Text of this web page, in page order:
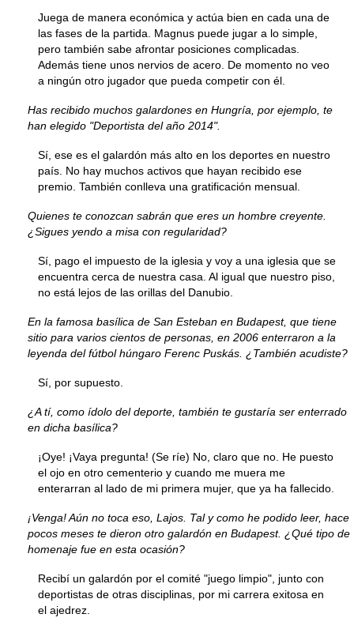
Juega de manera económica y actúa bien en cada una de
las fases de la partida. Magnus puede jugar a lo simple,
pero también sabe afrontar posiciones complicadas.
Además tiene unos nervios de acero. De momento no veo
a ningún otro jugador que pueda competir con él.
Has recibido muchos galardones en Hungría, por ejemplo, te
han elegido "Deportista del año 2014".
Sí, ese es el galardón más alto en los deportes en nuestro
país. No hay muchos activos que hayan recibido ese
premio. También conlleva una gratificación mensual.
Quienes te conozcan sabrán que eres un hombre creyente.
¿Sigues yendo a misa con regularidad?
Sí, pago el impuesto de la iglesia y voy a una iglesia que se
encuentra cerca de nuestra casa. Al igual que nuestro piso,
no está lejos de las orillas del Danubio.
En la famosa basílica de San Esteban en Budapest, que tiene
sitio para varios cientos de personas, en 2006 enterraron a la
leyenda del fútbol húngaro Ferenc Puskás. ¿También acudiste?
Sí, por supuesto.
¿A tí, como ídolo del deporte, también te gustaría ser enterrado
en dicha basílica?
¡Oye! ¡Vaya pregunta! (Se ríe) No, claro que no. He puesto
el ojo en otro cementerio y cuando me muera me
enterarran al lado de mi primera mujer, que ya ha fallecido.
¡Venga! Aún no toca eso, Lajos. Tal y como he podido leer, hace
pocos meses te dieron otro galardón en Budapest. ¿Qué tipo de
homenaje fue en esta ocasión?
Recibí un galardón por el comité "juego limpio", junto con
deportistas de otras disciplinas, por mi carrera exitosa en
el ajedrez.